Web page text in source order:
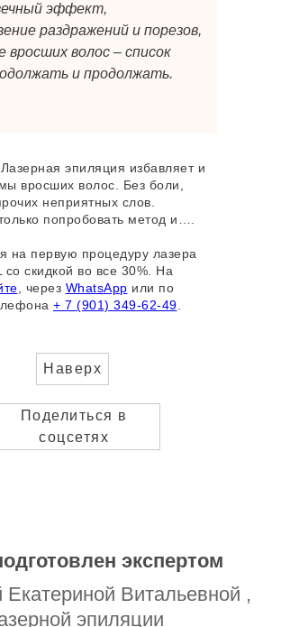
Наверх
эффект,
раздражений и порезов,
вросших волос – список
и продолжать.
эпиляция избавляет и
вросших волос. Без боли,
неприятных слов.
попробовать метод и….
на первую процедуру лазера
со скидкой во все 30%. На
, через WhatsApp или по
+ 7 (901) 349-62-49
Поделиться в
соцсетях